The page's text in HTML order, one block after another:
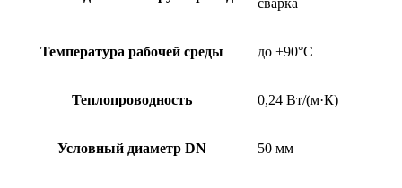
сварка
Температура рабочей среды до +90°C
Теплопроводность 0,24 Вт/(м·К)
Условный диаметр DN 50 мм